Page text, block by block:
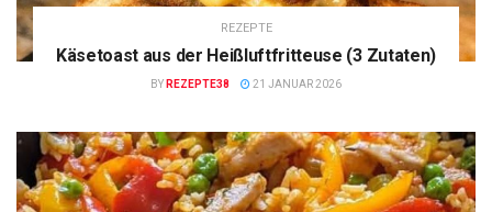
REZEPTE
Käsetoast aus der Heißluftfritteuse (3 Zutaten)
BY REZEPTE38 21 JANUAR 2026